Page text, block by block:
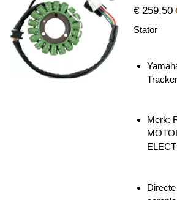
€ 259,50
Stator
Merk: